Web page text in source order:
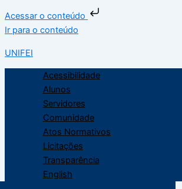
Acessar o conteúdo
Ir para o conteúdo
UNIFEI
Acessibilidade
Alunos
Servidores
Comunidade
Atos Normativos
Licitações
Transparência
English